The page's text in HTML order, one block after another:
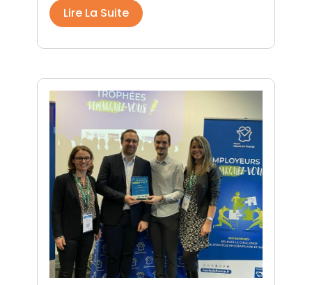
Lire La Suite